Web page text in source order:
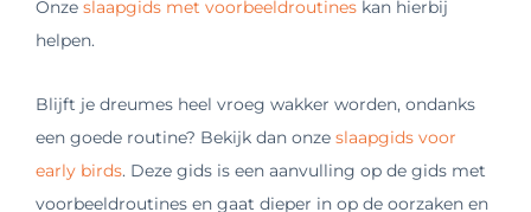
Onze slaapgids met voorbeeldroutines kan hierbij
helpen.
Blijft je dreumes heel vroeg wakker worden, ondanks
een goede routine? Bekijk dan onze slaapgids voor
early birds. Deze gids is een aanvulling op de gids met
voorbeeldroutines en gaat dieper in op de oorzaken en